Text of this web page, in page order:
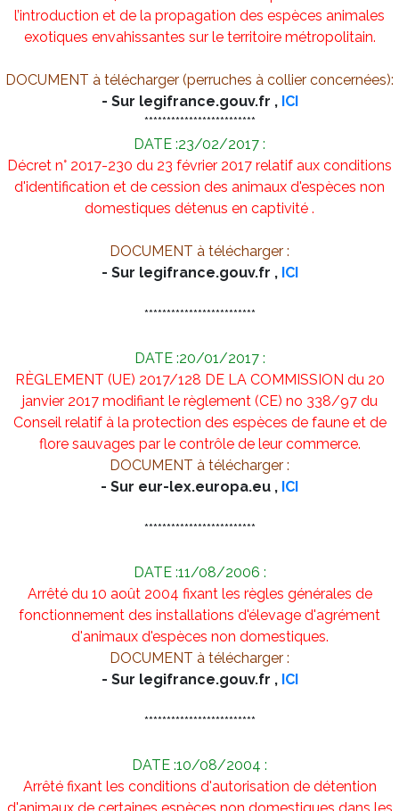
l’introduction et de la propagation des espèces animales
exotiques envahissantes sur le territoire métropolitain.
DOCUMENT à télécharger (perruches à collier concernées):
- Sur legifrance.gouv.fr , ICI
*************************
DATE :23/02/2017 :
Décret n° 2017-230 du 23 février 2017 relatif aux conditions
d'identification et de cession des animaux d'espèces non
domestiques détenus en captivité .
DOCUMENT à télécharger :
- Sur legifrance.gouv.fr , ICI
*************************
DATE :20/01/2017 :
RÈGLEMENT (UE) 2017/128 DE LA COMMISSION du 20
janvier 2017 modifiant le règlement (CE) no 338/97 du
Conseil relatif à la protection des espèces de faune et de
flore sauvages par le contrôle de leur commerce.
DOCUMENT à télécharger :
- Sur eur-lex.europa.eu , ICI
*************************
DATE :11/08/2006 :
Arrêté du 10 août 2004 fixant les règles générales de
fonctionnement des installations d'élevage d'agrément
d'animaux d'espèces non domestiques.
DOCUMENT à télécharger :
- Sur legifrance.gouv.fr , ICI
*************************
DATE :10/08/2004 :
Arrêté fixant les conditions d'autorisation de détention